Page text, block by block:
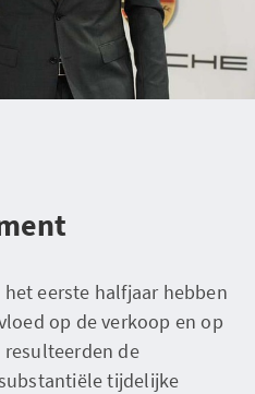
eerste halfjaar hebben
op de verkoop en op
resulteerden de
tijdelijke